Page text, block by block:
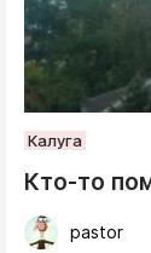
Калуга
Кто-то
pastor